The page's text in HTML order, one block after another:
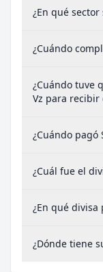
¿En qué sector
¿Cuándo
¿Cuándo tuve
Vz para
¿Cuándo pagó
¿Cuál fue el
¿En qué divisa
¿Dónde tiene